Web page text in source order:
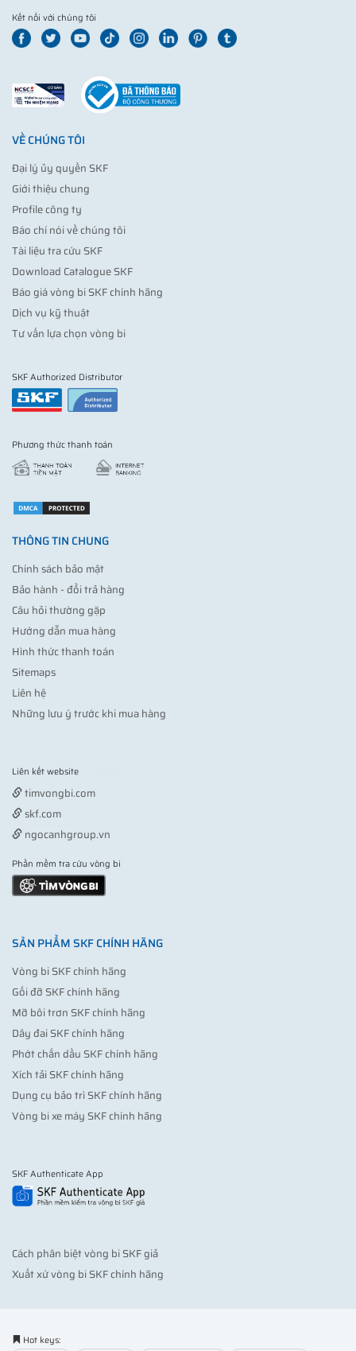
Kết nối với chúng tôi
VỀ CHÚNG TÔI
Đại lý ủy quyền SKF
Giới thiệu chung
Profile công ty
Báo chí nói về chúng tôi
Tài liệu tra cứu SKF
Download Catalogue SKF
Báo giá vòng bi SKF chính hãng
Dịch vụ kỹ thuật
Tư vấn lựa chọn vòng bi
SKF Authorized Distributor
Phương thức thanh toán
THÔNG TIN CHUNG
Chính sách bảo mật
Bảo hành - đổi trả hàng
Câu hỏi thường gặp
Hướng dẫn mua hàng
Hình thức thanh toán
Sitemaps
Liên hệ
Những lưu ý trước khi mua hàng
Liên kết website
timvongbi.com
skf.com
ngocanhgroup.vn
Phần mềm tra cứu vòng bi
SẢN PHẨM SKF CHÍNH HÃNG
Vòng bi SKF chính hãng
Gối đỡ SKF chính hãng
Mỡ bôi trơn SKF chính hãng
Dây đai SKF chính hãng
Phớt chắn dầu SKF chính hãng
Xích tải SKF chính hãng
Dụng cụ bảo trì SKF chính hãng
Vòng bi xe máy SKF chính hãng
SKF Authenticate App
Cách phân biệt vòng bi SKF giả
Xuất xứ vòng bi SKF chính hãng
Hot keys: